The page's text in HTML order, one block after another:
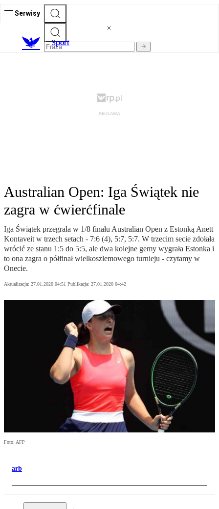
Serwisy
Sport
Australian Open: Iga Świątek nie
zagra w ćwierćfinale
Iga Świątek przegrała w 1/8 finału Australian Open z Estonką Anett
Kontaveit w trzech setach - 7:6 (4), 5:7, 5:7. W trzecim secie zdołała
wrócić ze stanu 1:5 do 5:5, ale dwa kolejne gemy wygrała Estonka i
to ona zagra o półfinał wielkoszlemowego turnieju - czytamy w
Onecie.
Aktualizacja: 27.01.2020 04:51 Publikacja: 27.01.2020 04:42
Foto: AFP
arb